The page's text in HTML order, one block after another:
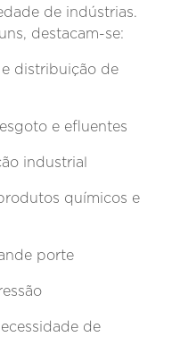
de indústrias.
destacam-se:
distribuição de
e efluentes
industrial
químicos e
porte
de